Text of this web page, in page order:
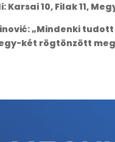
Karsai 10, Filak 11,
„Mindenki
két rögtönzött